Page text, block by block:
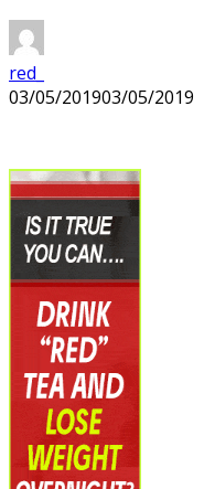
red_
03/05/201903/05/2019